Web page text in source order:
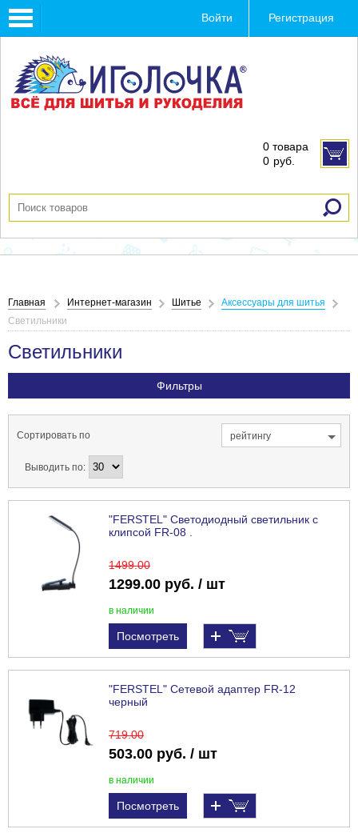
Toggle
navigation
Войти Регистрация
0 товара
0 руб.
Главная Интернет-магазин Шитье
Аксессуары для шитья
Светильники
Светильники
Фильтры
Сортировать по рейтингу
Выводить по:
"FERSTEL" Светодиодный светильник с
клипсой FR-08 .
1499.00
1299.00 руб. / шт
в наличии
Посмотреть
"FERSTEL" Сетевой адаптер FR-12
черный
719.00
503.00 руб. / шт
в наличии
Посмотреть